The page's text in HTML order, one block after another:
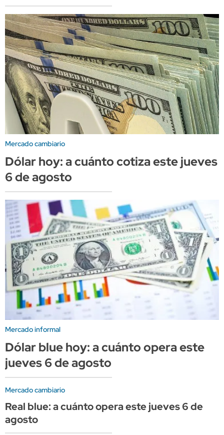
Mercado cambiario
Dólar hoy: a cuánto cotiza este jueves
6 de agosto
Mercado informal
Dólar blue hoy: a cuánto opera este
jueves 6 de agosto
Mercado cambiario
Real blue: a cuánto opera este jueves 6 de
agosto